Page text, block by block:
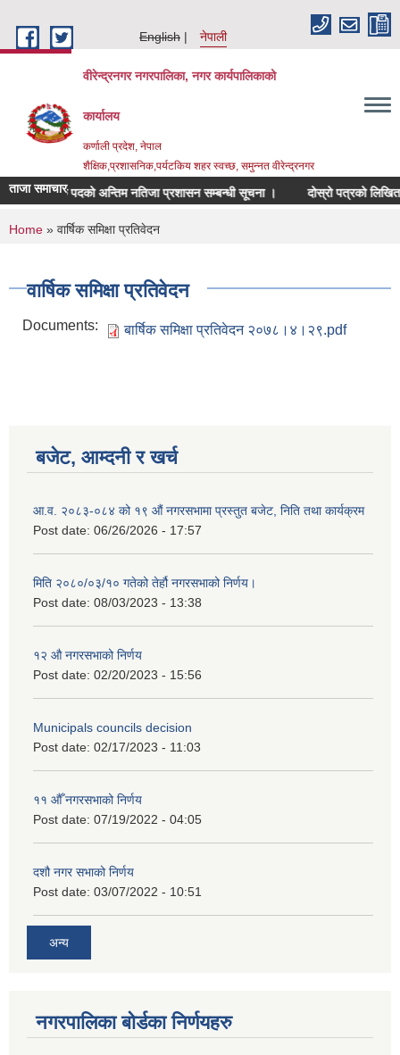
English
नेपाली
वीरेन्द्रनगर नगरपालिका, नगर कार्यपालिकाको
कार्यालय
कर्णाली प्रदेश, नेपाल
शैक्षिक,प्रशासनिक,पर्यटकिय शहर स्वच्छ, समुन्नत वीरेन्द्रनगर
ताजा समाचार
शिक्षक पदको अन्तिम नतिजा प्रशासन सम्बन्धी सूचना । दोस्रो पत्रको लिखित
You are here
Home » वार्षिक समिक्षा प्रतिवेदन
वार्षिक समिक्षा प्रतिवेदन
Documents: बार्षिक समिक्षा प्रतिवेदन २०७८।४।२९.pdf
बजेट, आम्दनी र खर्च
आ.व. २०८३-०८४ को १९ औं नगरसभामा प्रस्तुत बजेट, निति तथा कार्यक्रम
Post date: 06/26/2026 - 17:57
मिति २०८०/०३/१० गतेको तेर्हौ नगरसभाको निर्णय।
Post date: 08/03/2023 - 13:38
१२ औ नगरसभाको निर्णय
Post date: 02/20/2023 - 15:56
Municipals councils decision
Post date: 02/17/2023 - 11:03
११ ‌औँ नगरसभाको निर्णय
Post date: 07/19/2022 - 04:05
दशौ नगर सभाको निर्णय
Post date: 03/07/2022 - 10:51
अन्य
नगरपालिका बोर्डका निर्णयहरु